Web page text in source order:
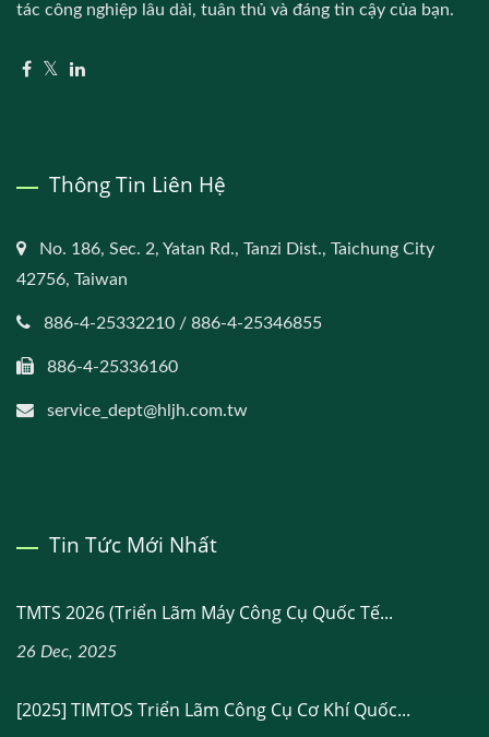
tác công nghiệp lâu dài, tuân thủ và đáng tin cậy của bạn.
Thông Tin Liên Hệ
No. 186, Sec. 2, Yatan Rd., Tanzi Dist., Taichung City
42756, Taiwan
886-4-25332210 / 886-4-25346855
886-4-25336160
service_dept@hljh.com.tw
Tin Tức Mới Nhất
TMTS 2026 (Triển Lãm Máy Công Cụ Quốc Tế...
26 Dec, 2025
[2025] TIMTOS Triển Lãm Công Cụ Cơ Khí Quốc...